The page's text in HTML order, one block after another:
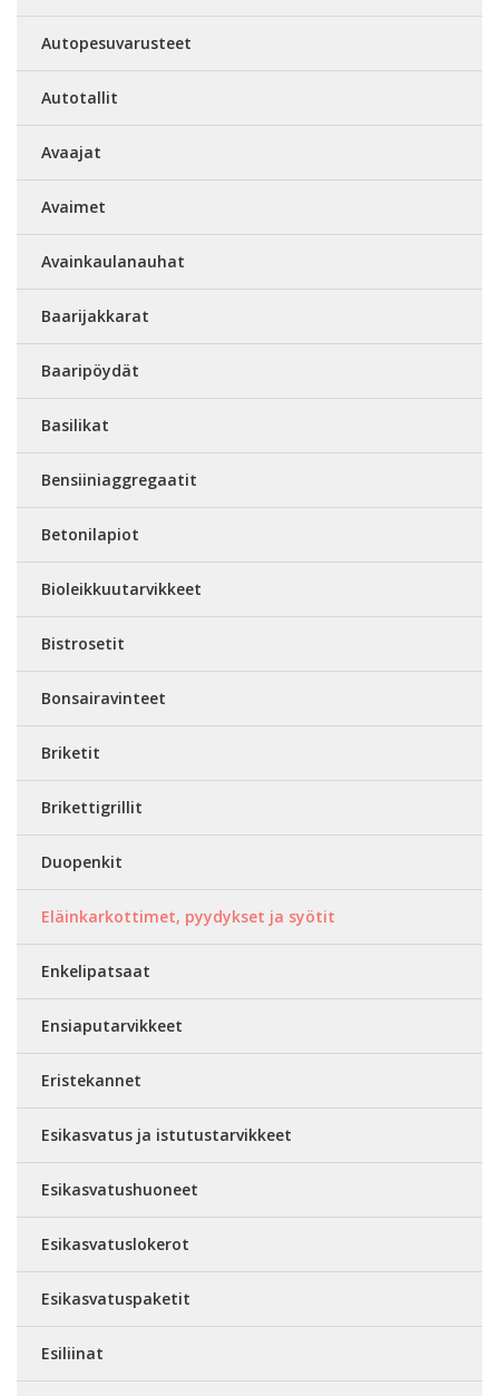
Autopesuvarusteet
Autotallit
Avaajat
Avaimet
Avainkaulanauhat
Baarijakkarat
Baaripöydät
Basilikat
Bensiiniaggregaatit
Betonilapiot
Bioleikkuutarvikkeet
Bistrosetit
Bonsairavinteet
Briketit
Brikettigrillit
Duopenkit
Eläinkarkottimet, pyydykset ja syötit
Enkelipatsaat
Ensiaputarvikkeet
Eristekannet
Esikasvatus ja istutustarvikkeet
Esikasvatushuoneet
Esikasvatuslokerot
Esikasvatuspaketit
Esiliinat